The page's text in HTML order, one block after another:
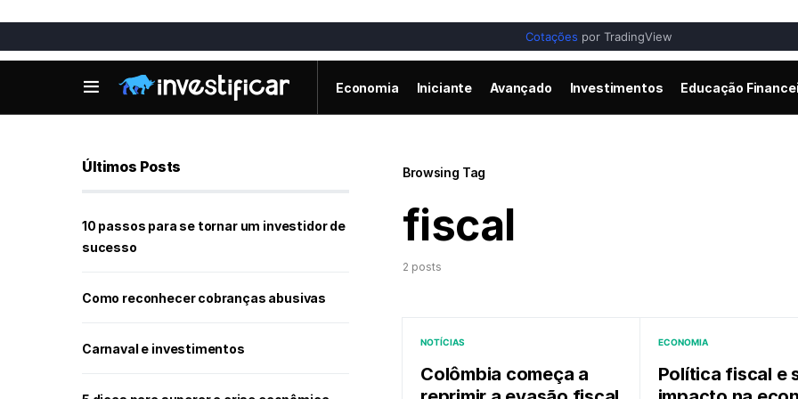
Cotações por TradingView
Economia Iniciante Avançado Investimentos Educação
Browsing Tag
fiscal
2 posts
NOTÍCIAS
Colômbia começa a
ECONOMIA
Política fiscal e
Últimos Posts
10 passos para se tornar um investidor de
sucesso
Como reconhecer cobranças abusivas
Carnaval e investimentos